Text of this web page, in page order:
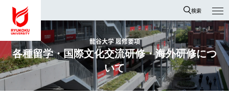
検索
龍谷大学 履修要項
各種留学・国際文化交流研修・海外研修につ
いて